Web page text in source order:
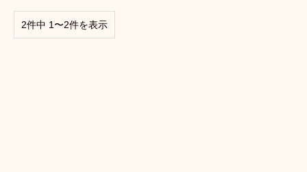
2件中 1〜2件を表示